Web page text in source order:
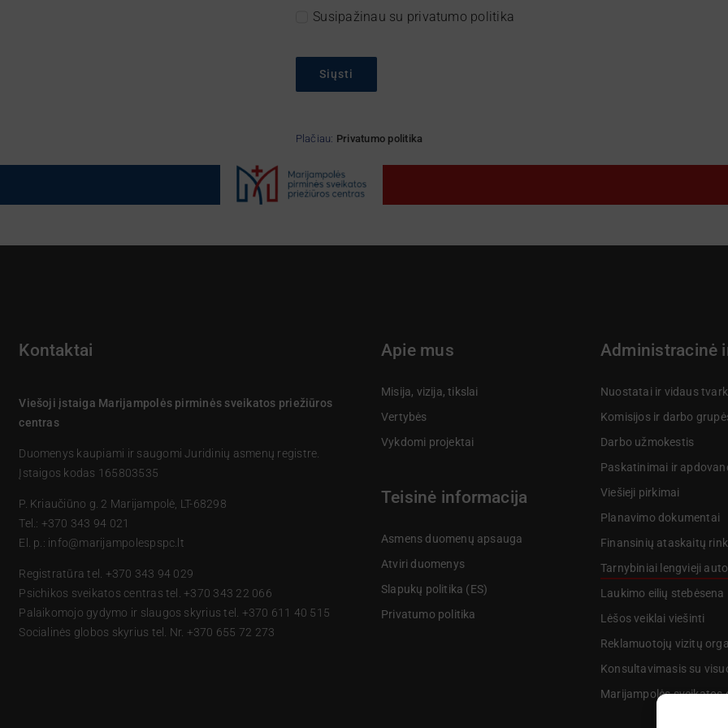
Susipažinau su privatumo politika
Siųsti
Plačiau: Privatumo politika
Kontaktai
Viešoji įstaiga Marijampolės pirminės sveikatos priežiūros
centras
Duomenys kaupiami ir saugomi Juridinių asmenų registre.
Įstaigos kodas 165803535
P. Kriaučiūno g. 2 Marijampolė, LT-68298
Tel.: +370 343 94 021
El. p.: info@marijampolespspc.lt
Registratūra tel. +370 343 94 029
Psichikos sveikatos centras tel. +370 343 22 066
Palaikomojo gydymo ir slaugos skyrius tel. +370 611 40 515
Socialinės globos skyrius tel. Nr. +370 655 72 273
Apie mus
Misija, vizija, tikslai
Vertybės
Vykdomi projektai
Teisinė informacija
Asmens duomenų apsauga
Atviri duomenys
Slapukų politika (ES)
Privatumo politika
Administracinė
Nuostatai ir vidaus
Komisijos ir darbo
Darbo užmokestis
Paskatinimai ir
Viešieji pirkimai
Planavimo dokumentai
Finansinių ataskaitų
Tarnybiniai lengvieji
Laukimo eilių stebėsena
Lėšos veiklai viešinti
Reklamuotojų vizitų
Konsultavimasis su
Marijampolės sveikatos